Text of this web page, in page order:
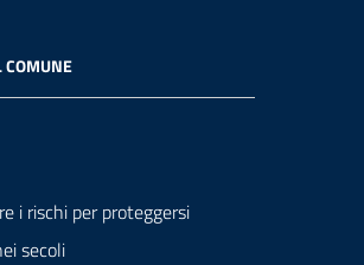
COMUNE
i rischi per proteggersi
secoli